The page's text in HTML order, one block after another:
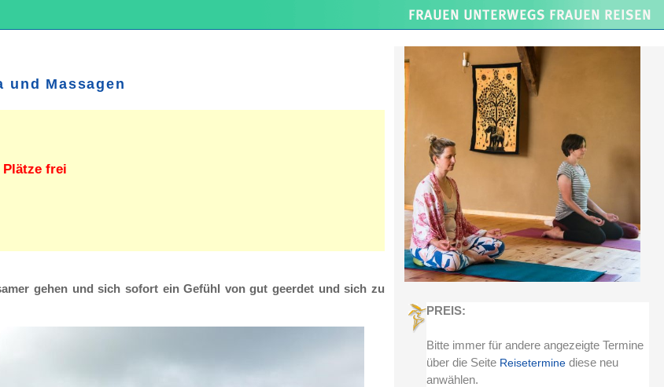
und Massagen
Plätze frei
gehen und sich sofort ein Gefühl von gut geerdet und sich zu
PREIS:
Bitte immer für andere angezeigte Termine
über die Seite Reisetermine diese neu
anwählen.